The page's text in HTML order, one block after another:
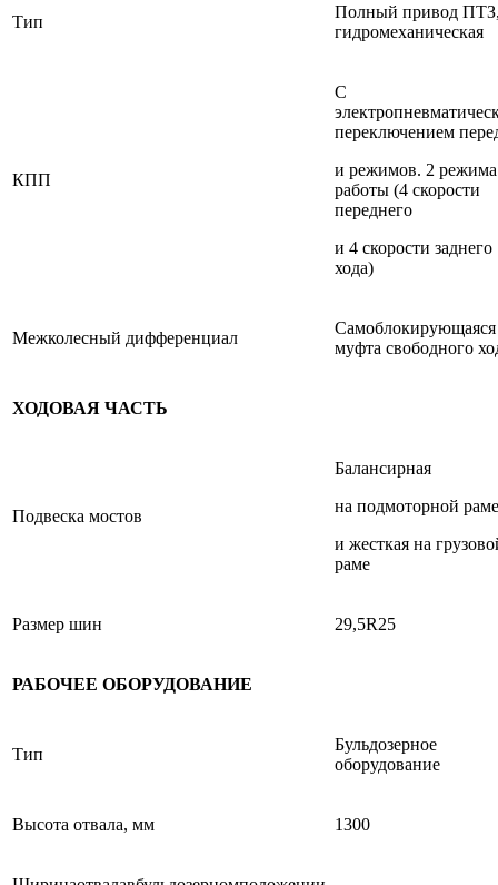
Тип
Полный привод
гидромеханическая
КПП
С
переключением
и режимов. 2 режима
работы (4 скорости
переднего
и 4 скорости заднего
хода)
Межколесный дифференциал
Cамоблокирующаяся
муфта свободного
ХОДОВАЯ ЧАСТЬ
Подвеска мостов
Балансирная
на подмоторной раме
и жесткая на
раме
Размер шин 29,5R25
РАБОЧЕЕ ОБОРУДОВАНИЕ
Тип
Бульдозерное
оборудование
Высота отвала, мм 1300